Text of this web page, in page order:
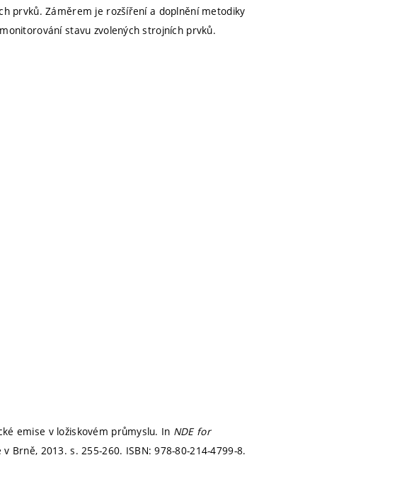
prvků. Záměrem je rozšíření a doplnění metodiky
stavu zvolených strojních prvků.
emise v ložiskovém průmyslu. In NDE for
v Brně, 2013.s. 255-260. ISBN: 978-80-214-4799-8.